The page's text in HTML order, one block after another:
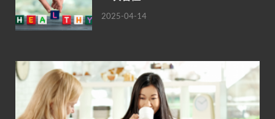
2025-04-14